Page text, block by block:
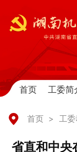
首页 工委简
首页 > 工
省直和中央